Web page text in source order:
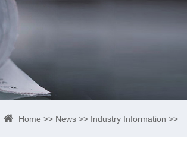
Home >> News >> Industry Information >>